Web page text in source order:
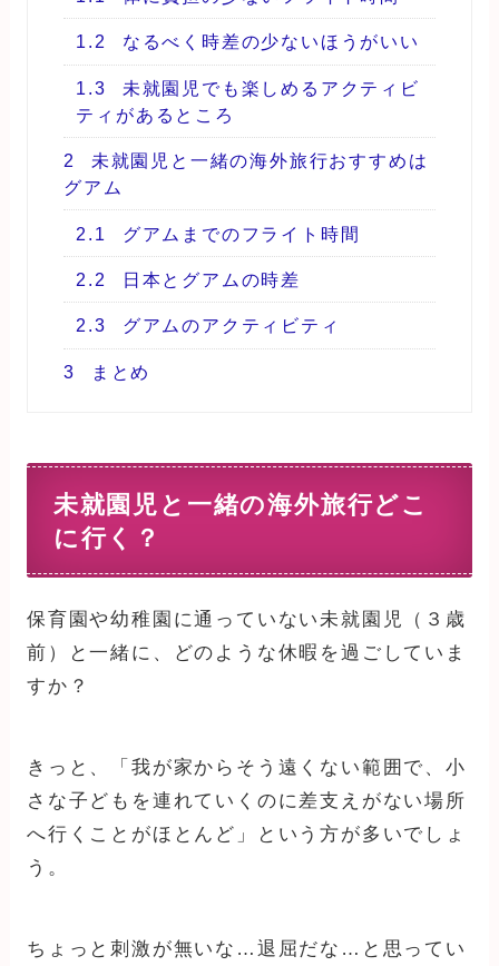
1.2 なるべく時差の少ないほうがいい
1.3
未就園児でも楽しめるアクティビ
ティがあるところ
2
未就園児と一緒の海外旅行おすすめは
グアム
2.1 グアムまでのフライト時間
2.2 日本とグアムの時差
2.3 グアムのアクティビティ
3 まとめ
未就園児と一緒の海外旅行どこ
に行く？
保育園や幼稚園に通っていない未就園児（３歳
前）と一緒に、どのような休暇を過ごしていま
すか？
きっと、「我が家からそう遠くない範囲で、小
さな子どもを連れていくのに差支えがない場所
へ行くことがほとんど」という方が多いでしょ
う。
ちょっと刺激が無いな…退屈だな…と思ってい